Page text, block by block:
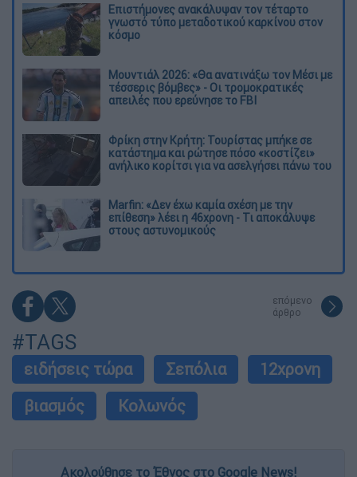
Επιστήμονες ανακάλυψαν τον τέταρτο
γνωστό τύπο μεταδοτικού καρκίνου στον
κόσμο
Μουντιάλ 2026: «Θα ανατινάξω τον Μέσι με
τέσσερις βόμβες» - Οι τρομοκρατικές
απειλές που ερεύνησε το FBI
Φρίκη στην Κρήτη: Τουρίστας μπήκε σε
κατάστημα και ρώτησε πόσο «κοστίζει»
ανήλικο κορίτσι για να ασελγήσει πάνω του
Marfin: «Δεν έχω καμία σχέση με την
επίθεση» λέει η 46χρονη - Τι αποκάλυψε
στους αστυνομικούς
επόμενο
άρθρο
#TAGS
ειδήσεις τώρα Σεπόλια
12χρονη
βιασμός
Κολωνός
Ακολούθησε το Έθνος στο Google News!